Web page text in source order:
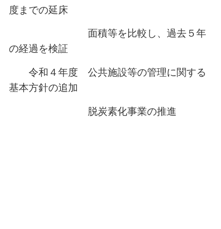
度までの延床
面積等を比較し、過去５年
の経過を検証
令和４年度 公共施設等の管理に関する
基本方針の追加
脱炭素化事業の推進